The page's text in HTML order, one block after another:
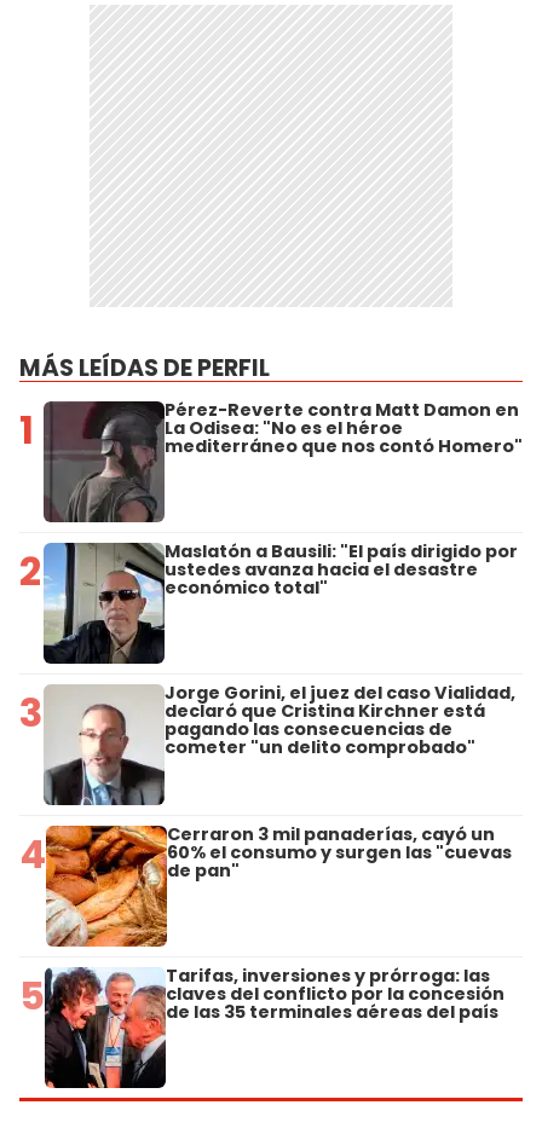
MÁS LEÍDAS DE PERFIL
1 Pérez-Reverte contra Matt Damon en
La Odisea: "No es el héroe
mediterráneo que nos contó Homero"
2 Maslatón a Bausili: "El país dirigido por
ustedes avanza hacia el desastre
económico total"
3 Jorge Gorini, el juez del caso Vialidad,
declaró que Cristina Kirchner está
pagando las consecuencias de
cometer "un delito comprobado"
4 Cerraron 3 mil panaderías, cayó un
60% el consumo y surgen las "cuevas
de pan"
5 Tarifas, inversiones y prórroga: las
claves del conflicto por la concesión
de las 35 terminales aéreas del país